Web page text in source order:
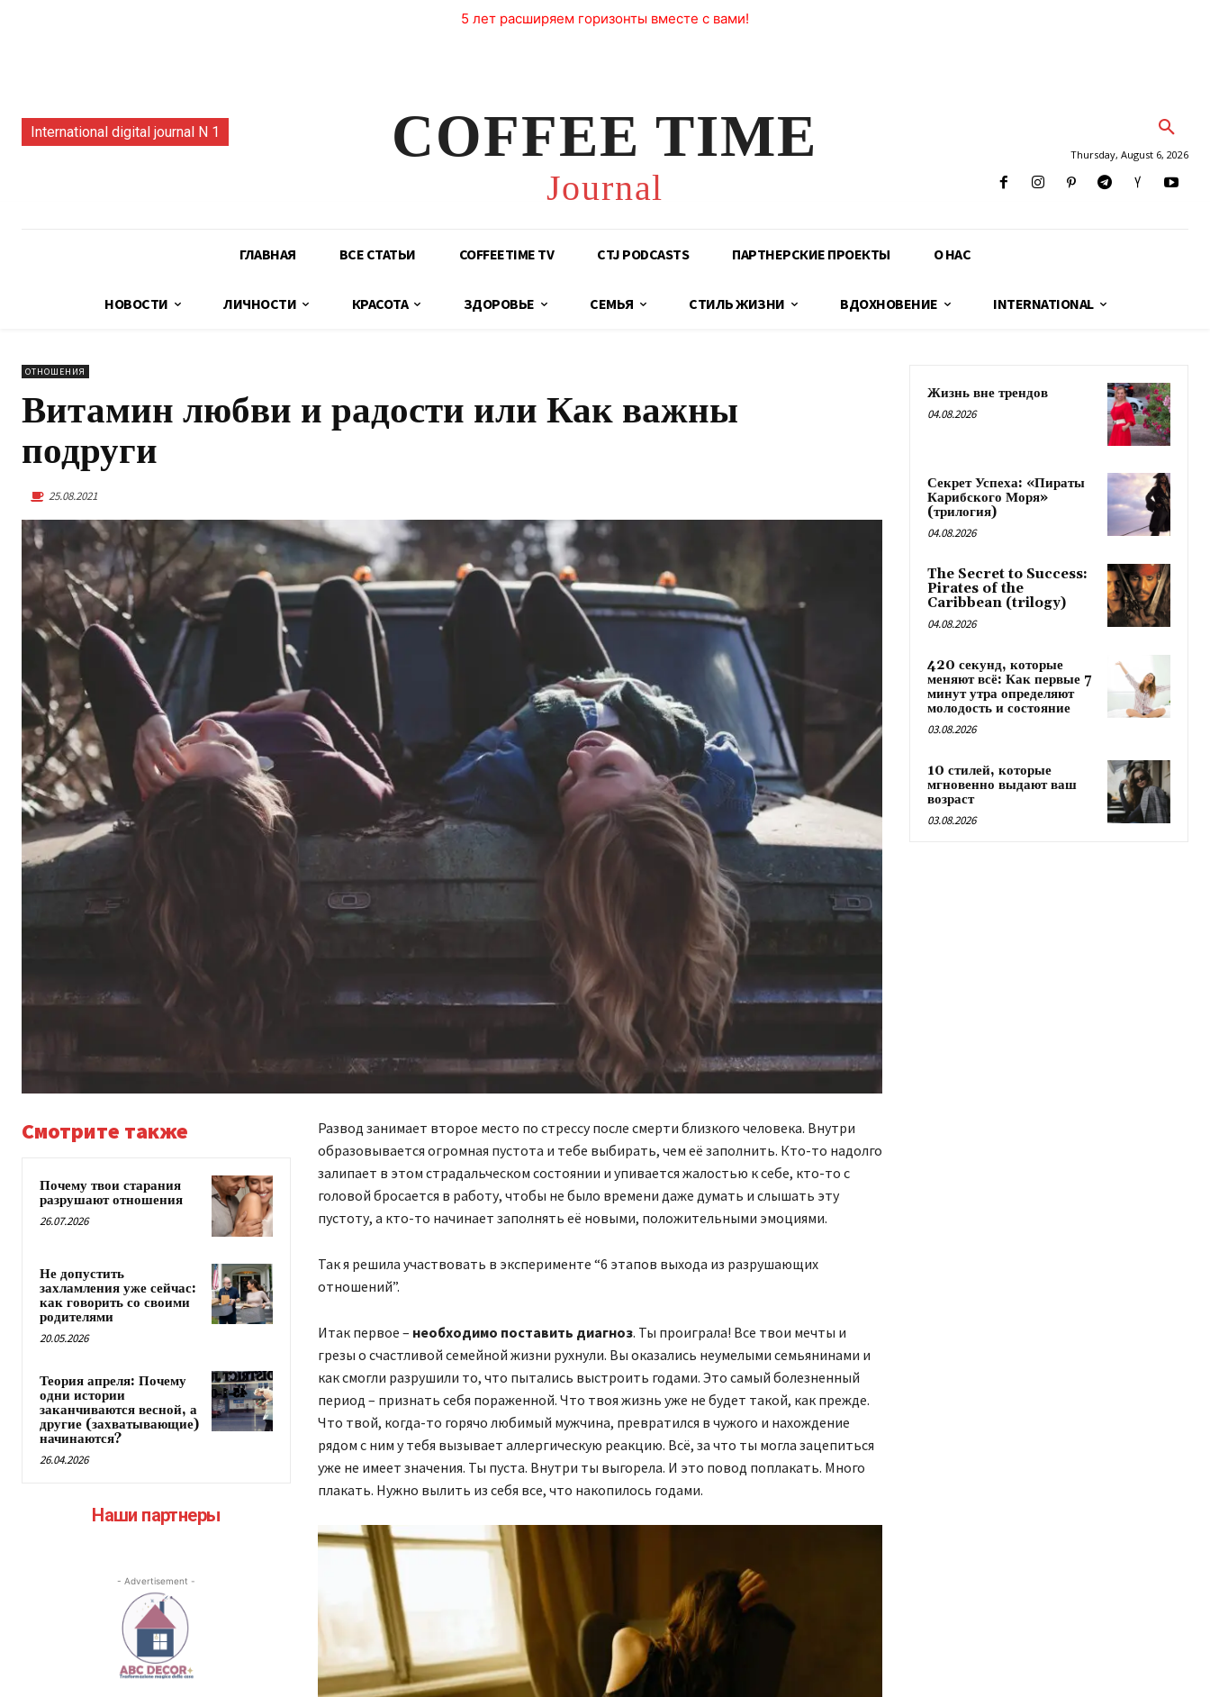
5 лет расширяем горизонты вместе с вами!
International digital journal N 1 COFFEE TIME
Journal
Thursday, August 6, 2026
ГЛАВНАЯ ВСЕ СТАТЬИ COFFEETIME TV CTJ PODCASTS ПАРТНЕРСКИЕ ПРОЕКТЫ О НАС
НОВОСТИ ЛИЧНОСТИ КРАСОТА ЗДОРОВЬЕ СЕМЬЯ СТИЛЬ ЖИЗНИ ВДОХНОВЕНИЕ INTERNATIONAL
ОТНОШЕНИЯ
Витамин любви и радости или Как важны
подруги
25.08.2021
Смотрите также
Почему твои старания
разрушают отношения
26.07.2026
Не допустить
захламления уже сейчас:
как говорить со своими
родителями
20.05.2026
Теория апреля: Почему
одни истории
заканчиваются весной, а
другие (захватывающие)
начинаются?
26.04.2026
Наши партнеры
- Advertisement -
Развод занимает второе место по стрессу после смерти близкого человека. Внутри
образовывается огромная пустота и тебе выбирать, чем её заполнить. Кто-то надолго
залипает в этом страдальческом состоянии и упивается жалостью к себе, кто-то с
головой бросается в работу, чтобы не было времени даже думать и слышать эту
пустоту, а кто-то начинает заполнять её новыми, положительными эмоциями.
Так я решила участвовать в эксперименте “6 этапов выхода из разрушающих
отношений”.
Итак первое – необходимо поставить диагноз. Ты проиграла! Все твои мечты и
грезы о счастливой семейной жизни рухнули. Вы оказались неумелыми семьянинами и
как смогли разрушили то, что пытались выстроить годами. Это самый болезненный
период – признать себя пораженной. Что твоя жизнь уже не будет такой, как прежде.
Что твой, когда-то горячо любимый мужчина, превратился в чужого и нахождение
рядом с ним у тебя вызывает аллергическую реакцию. Всё, за что ты могла зацепиться
уже не имеет значения. Ты пуста. Внутри ты выгорела. И это повод поплакать. Много
плакать. Нужно вылить из себя все, что накопилось годами.
Жизнь вне трендов
04.08.2026
Секрет Успеха: «Пираты
Карибского Моря»
(трилогия)
04.08.2026
The Secret to Success:
Pirates of the
Caribbean (trilogy)
04.08.2026
420 секунд, которые
меняют всё: Как первые 7
минут утра определяют
молодость и состояние
03.08.2026
10 стилей, которые
мгновенно выдают ваш
возраст
03.08.2026